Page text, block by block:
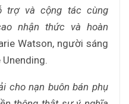
trợ và cộng tác cùng
nhận thức và hoàn
Watson, người sáng
cho nạn buôn bán phụ